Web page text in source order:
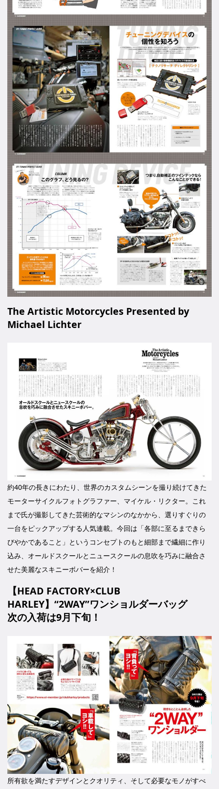
The Artistic Motorcycles Presented by
Michael Lichter
約40年の長きにわたり、世界のカスタムシーンを撮り続けてきた
モーターサイクルフォトグラファー、マイケル・リクター。これ
まで氏が撮影してきた芸術的なマシンのなかから、選りすぐりの
一台をピックアップする人気連載。今回は「各部に至るまできら
びやかであること」というコンセプトのもと細部まで繊細に作り
込み、オールドスクールとニュースクールの息吹を巧みに融合さ
せた美麗なスキニーボバーを紹介！
【HEAD FACTORY×CLUB
HARLEY】“2WAY”ワンショルダーバッグ
次の入荷は9月下旬！
所有欲を満たすデザインとクオリティ、そして必要なモノがすべ